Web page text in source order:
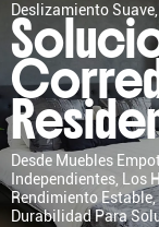
Deslizamiento
Desde Muebles
Independientes, Los
Rendimiento
Durabilidad Para